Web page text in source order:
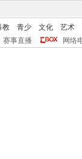
教 青少 文化
艺术
赛事直播 网络